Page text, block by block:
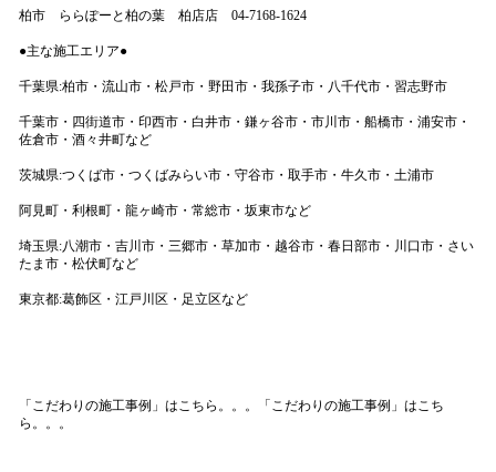
柏市 ららぽーと柏の葉 柏店店 04-7168-1624
●主な施工エリア●
千葉県:柏市・流山市・松戸市・野田市・我孫子市・八千代市・習志野市
千葉市・四街道市・印西市・白井市・鎌ヶ谷市・市川市・船橋市・浦安市・
佐倉市・酒々井町など
茨城県:つくば市・つくばみらい市・守谷市・取手市・牛久市・土浦市
阿見町・利根町・龍ヶ崎市・常総市・坂東市など
埼玉県:八潮市・吉川市・三郷市・草加市・越谷市・春日部市・川口市・さい
たま市・松伏町など
東京都:葛飾区・江戸川区・足立区など
「こだわりの施工事例」はこちら。。。
「こだわりの施工事例」はこち
ら。。。